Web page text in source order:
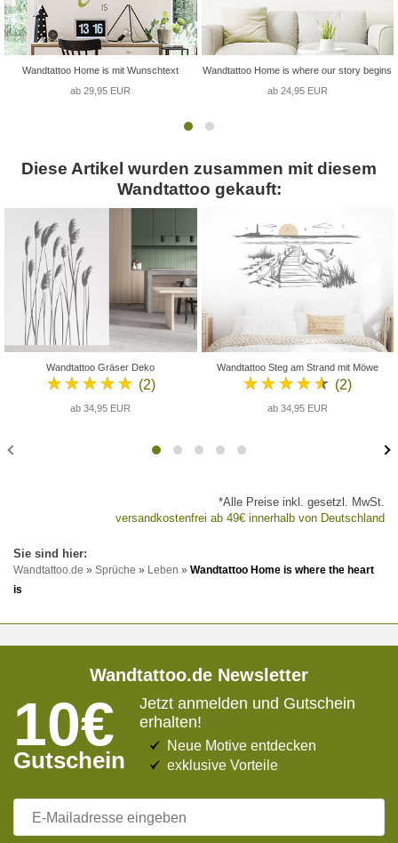
Wandtattoo Home is mit Wunschtext
ab 29,95 EUR
Wandtattoo Home is where our story begins
ab 24,95 EUR
Diese Artikel wurden zusammen mit diesem
Wandtattoo gekauft:
Wandtattoo Gräser Deko
★★★★★ (2)
ab 34,95 EUR
Wandtattoo Steg am Strand mit Möwe
★★★★★ (2)
ab 34,95 EUR
*Alle Preise inkl. gesetzl. MwSt.
versandkostenfrei ab 49€ innerhalb von Deutschland
Wandtattoo.de » Sprüche » Leben » Wandtattoo Home is where the heart
is
Wandtattoo.de Newsletter
10€
Gutschein
Jetzt anmelden und Gutschein
erhalten!
Neue Motive entdecken
exklusive Vorteile